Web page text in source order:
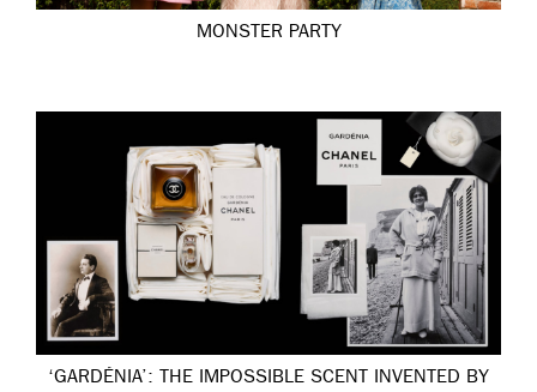
MONSTER PARTY
‘GARDÉNIA’: THE IMPOSSIBLE SCENT INVENTED BY